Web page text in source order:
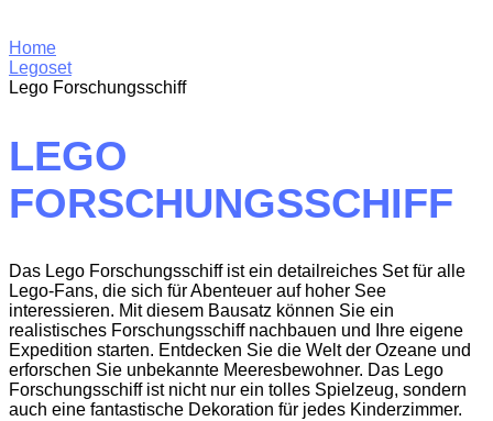
Home
Legoset
Lego Forschungsschiff
LEGO
FORSCHUNGSSCHIFF
Das Lego Forschungsschiff ist ein detailreiches Set für alle
Lego-Fans, die sich für Abenteuer auf hoher See
interessieren. Mit diesem Bausatz können Sie ein
realistisches Forschungsschiff nachbauen und Ihre eigene
Expedition starten. Entdecken Sie die Welt der Ozeane und
erforschen Sie unbekannte Meeresbewohner. Das Lego
Forschungsschiff ist nicht nur ein tolles Spielzeug, sondern
auch eine fantastische Dekoration für jedes Kinderzimmer.